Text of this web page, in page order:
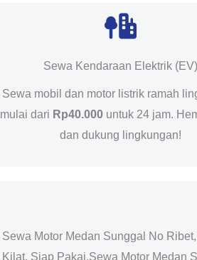
Sewa Kendaraan Elektrik (EV)
Sewa mobil dan motor listrik ramah
mulai dari Rp40.000 untuk 24 jam.
dan dukung lingkungan!
Sewa Motor Medan Sunggal No
Kilat, Siap Pakai.Sewa Motor Medan